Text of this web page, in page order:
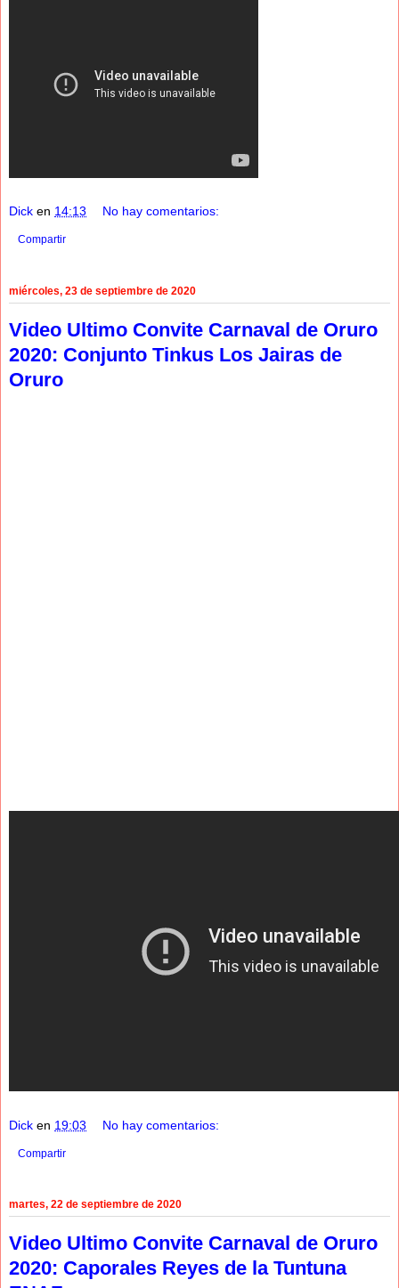
Dick en 14:13 No hay comentarios:
Compartir
miércoles, 23 de septiembre de 2020
Video Ultimo Convite Carnaval de Oruro
2020: Conjunto Tinkus Los Jairas de
Oruro
Dick en 19:03 No hay comentarios:
Compartir
martes, 22 de septiembre de 2020
Video Ultimo Convite Carnaval de Oruro
2020: Caporales Reyes de la Tuntuna